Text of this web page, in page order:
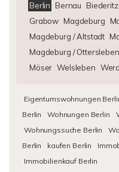
Berlin Bernau
Grabow Magdeburg
Magdeburg / Altstadt
Magdeburg / Ottersleben
Möser Welsleben
Eigentumswohnungen
Berlin
Wohnungen Berlin
Wohnungssuche Berlin
Berlin
kaufen Berlin
Immobilienkauf Berlin